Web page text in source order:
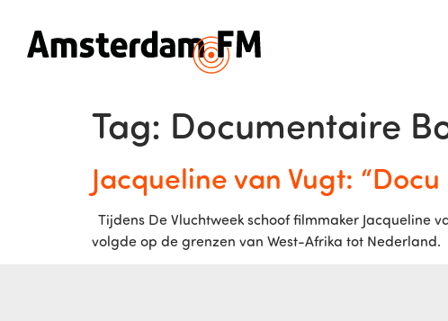
Tag: Documentaire
Jacqueline van Vugt:
Tijdens De Vluchtweek schoof filmmaker Jacqueline
volgde op de grenzen van West-Afrika tot